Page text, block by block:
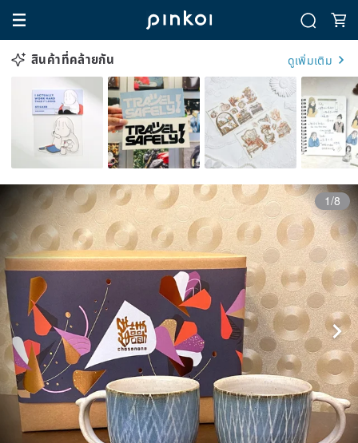
สินค้าที่คล้ายกัน ดูเพิ่มเติม
1/8